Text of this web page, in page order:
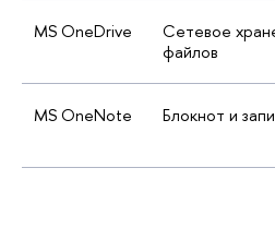
MS OneDrive
Сетевое
файлов
MS OneNote Блокнот и